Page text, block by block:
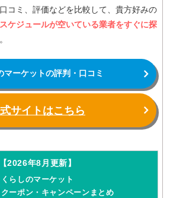
コミ、評価などを比較して、貴方好みの
ケジュールが空いている業者をすぐに探
マーケットの評判・口コミ
サイトはこちら
【2026年8月更新】
くらしのマーケット
ーポン・キャンペーンまとめ